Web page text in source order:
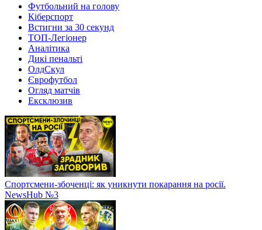
Футбольний на голову
Кіберспорт
Встигни за 30 секунд
ТОП-Легіонер
Аналітика
Дикі пенальті
ОлдСкул
Єврофутбол
Огляд матчів
Ексклюзив
Спортсмени-збоченці: як уникнути покарання на росії.
NewsHub №3